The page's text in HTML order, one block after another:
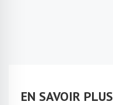
EN SAVOIR PLUS